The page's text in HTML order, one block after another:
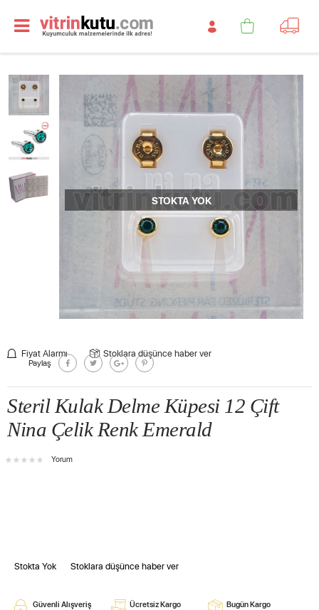
STOKTA YOK
Fiyat Alarmı Stoklara düşünce haber ver
Paylaş
Steril Kulak Delme Küpesi 12 Çift
Nina Çelik Renk Emerald
Yorum
Stokta Yok Stoklara düşünce haber ver
Güvenli Alışveriş Ücretsiz Kargo Bugün Kargo